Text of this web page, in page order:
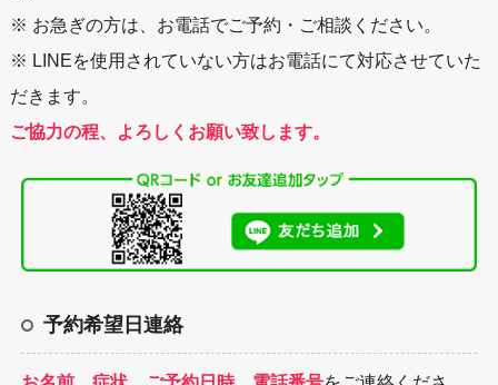
※ お急ぎの方は、お電話でご予約・ご相談ください。
※ LINEを使用されていない方はお電話にて対応させていた
だきます。
ご協力の程、よろしくお願い致します。
予約希望日連絡